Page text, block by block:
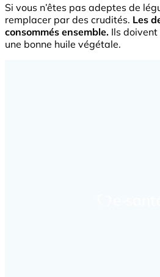
Si vous n’êtes pas adeptes de
remplacer par des crudités. Les
consommés ensemble. Ils
une bonne huile végétale.